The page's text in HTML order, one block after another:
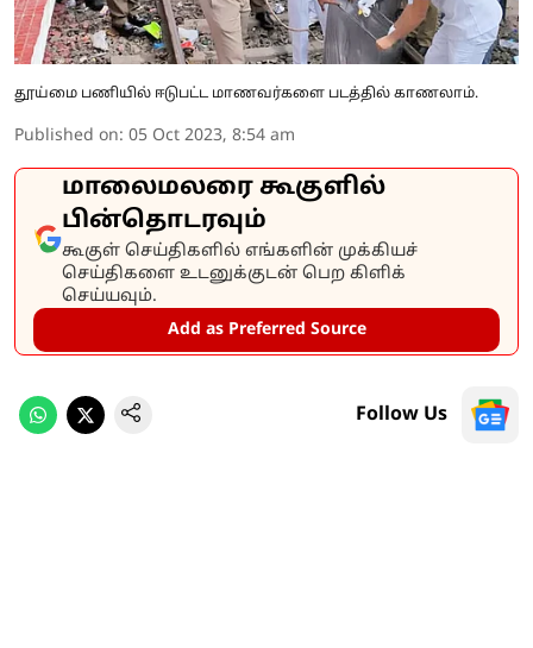
தூய்மை பணியில் ஈடுபட்ட மாணவர்களை படத்தில் காணலாம்.
Published on: 05 Oct 2023, 8:54 am
மாலைமலரை கூகுளில்
பின்தொடரவும்
கூகுள் செய்திகளில் எங்களின் முக்கியச்
செய்திகளை உடனுக்குடன் பெற கிளிக்
செய்யவும்.
Add as Preferred Source
Follow Us